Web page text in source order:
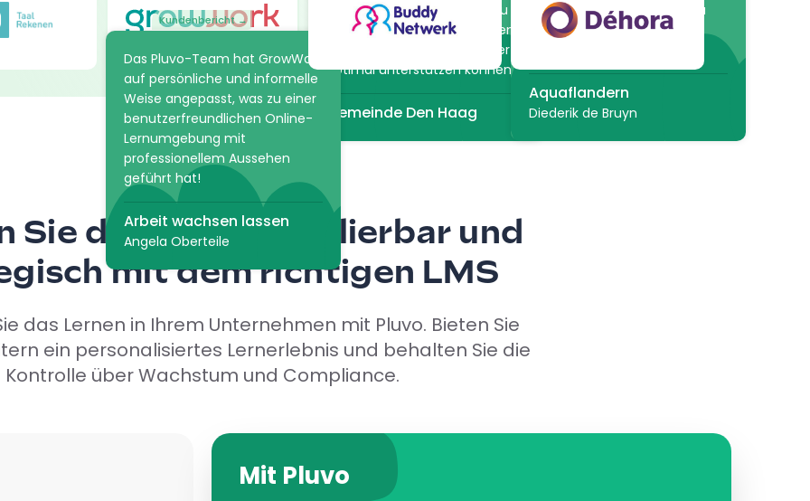
uns, Lernprozesse einfach zu
strukturieren und anzupassen,
sodass wir unsere Mitarbeiter
optimal unterstützen können.
Gemeinde Den Haag
Möglichkeiten, einen Kurs zu
erstellen, aber auch den
Aquaflandern
Diederik de Bruyn
Kundenbericht →
Das Pluvo-Team hat GrowWork
auf persönliche und informelle
Weise angepasst, was zu einer
benutzerfreundlichen Online-
Lernumgebung mit
professionellem Aussehen
geführt hat!
Arbeit wachsen lassen
Angela Oberteile
Sie das Lernen skalierbar und
mit dem richtigen LMS
das Lernen in Ihrem Unternehmen mit Pluvo. Bieten Sie
ein personalisiertes Lernerlebnis und behalten Sie die
Kontrolle über Wachstum und Compliance.
Mit Pluvo